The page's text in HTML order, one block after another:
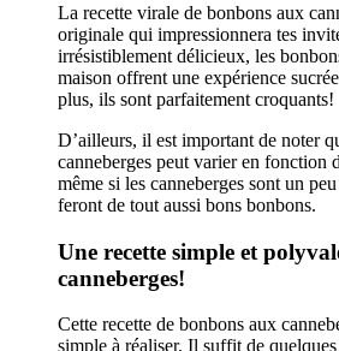
La recette virale de bonbons aux
originale qui impressionnera tes
irrésistiblement délicieux, les
maison offrent une expérience
plus, ils sont parfaitement croquants!
D’ailleurs, il est important de noter
canneberges peut varier en fonction
même si les canneberges sont un
feront de tout aussi bons bonbons.
Une recette simple et
canneberges!
Cette recette de bonbons aux
simple à réaliser. Il suffit de